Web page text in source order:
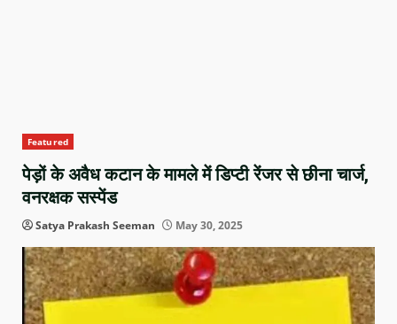
Featured
पेड़ों के अवैध कटान के मामले में डिप्टी रेंजर से छीना चार्ज,
वनरक्षक सस्पेंड
Satya Prakash Seeman May 30, 2025